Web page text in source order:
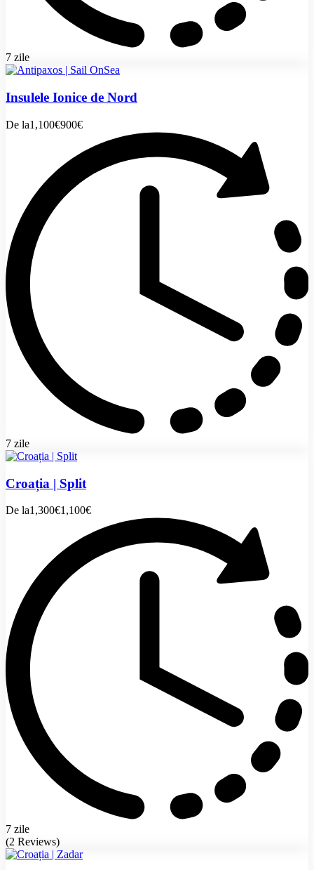
7 zile
Insulele Ionice de Nord
De la1,100€900€
7 zile
Croația | Split
De la1,300€1,100€
7 zile
(2 Reviews)